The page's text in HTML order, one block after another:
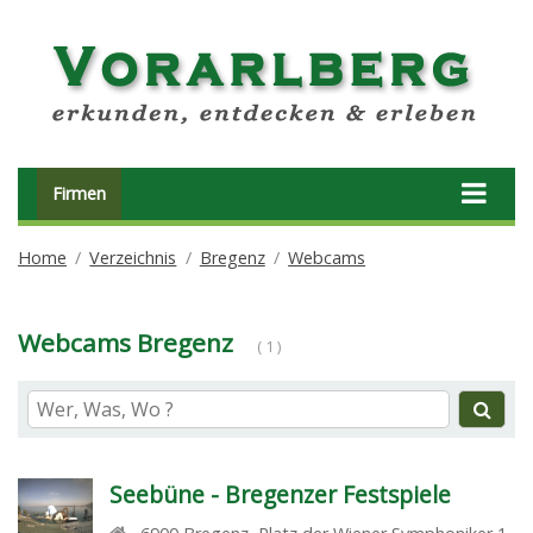
Firmen
Home Verzeichnis Bregenz Webcams
Webcams Bregenz ( 1 )
Seebüne - Bregenzer Festspiele